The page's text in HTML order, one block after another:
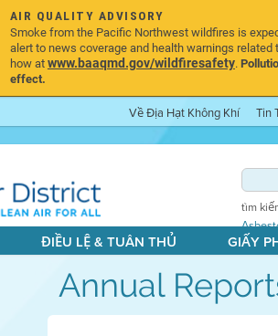
AIR QUALITY ADVISORY
Smoke from the Pacific Northwest wildfires is
alert to news coverage and health warnings
how atwww.baaqmd.gov/wildfiresafety.
effect.
Về Địa Hạt Không Khí Tin
tìm
ĐIỀU LỆ & TUÂN THỦ GIẤY
Annual